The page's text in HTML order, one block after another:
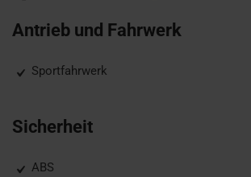
Antrieb und Fahrwerk
Sportfahrwerk
Sicherheit
ABS